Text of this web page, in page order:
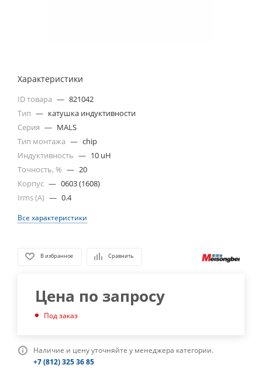
Характеристики
ID товара — 821042
Тип — катушка индуктивности
Серия — MALS
Тип монтажа — chip
Индуктивность — 10 uH
Точность, % — 20
Корпус — 0603 (1608)
Irms (A) — 0.4
Все характеристики
В избранное Сравнить
Цена по запросу
Под заказ
Наличие и цену уточняйте у менеджера категории.
+7 (812) 325 36 85